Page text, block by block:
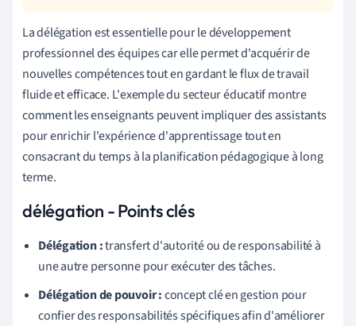
La délégation est essentielle pour le développement
professionnel des équipes car elle permet d'acquérir de
nouvelles compétences tout en gardant le flux de travail
fluide et efficace. L'exemple du secteur éducatif montre
comment les enseignants peuvent impliquer des assistants
pour enrichir l'expérience d'apprentissage tout en
consacrant du temps à la planification pédagogique à long
terme.
délégation - Points clés
Délégation :transfert d'autorité ou de responsabilité à
une autre personne pour exécuter des tâches.
Délégation de pouvoir :concept clé en gestion pour
confier des responsabilités spécifiques afin d'améliorer